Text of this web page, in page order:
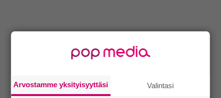
Arvostamme yksityisyyttäsi Valintasi